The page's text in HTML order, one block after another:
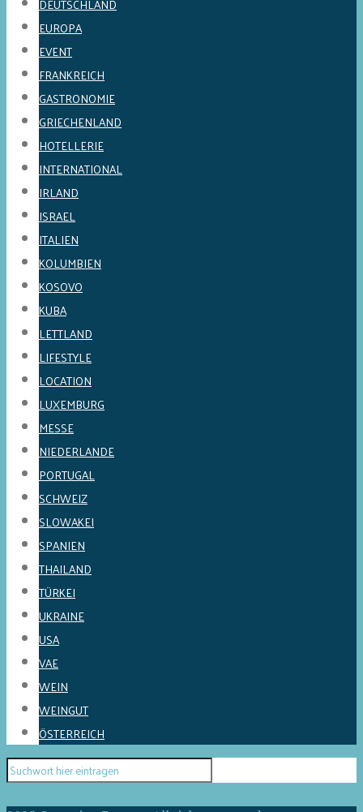
DEUTSCHLAND
EUROPA
EVENT
FRANKREICH
GASTRONOMIE
GRIECHENLAND
HOTELLERIE
INTERNATIONAL
IRLAND
ISRAEL
ITALIEN
KOLUMBIEN
KOSOVO
KUBA
LETTLAND
LIFESTYLE
LOCATION
LUXEMBURG
MESSE
NIEDERLANDE
PORTUGAL
SCHWEIZ
SLOWAKEI
SPANIEN
THAILAND
TÜRKEI
UKRAINE
USA
VAE
WEIN
WEINGUT
ÖSTERREICH